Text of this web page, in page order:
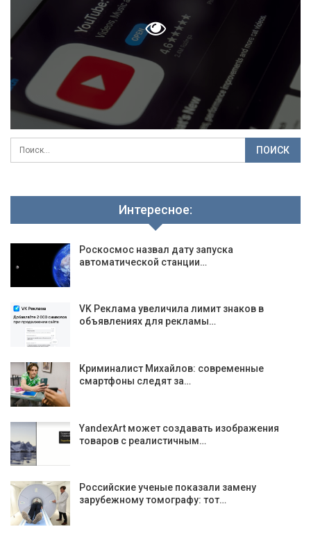
Интересное:
Роскосмос назвал дату запуска
автоматической станции…
VK Реклама увеличила лимит знаков в
объявлениях для рекламы…
Криминалист Михайлов: современные
смартфоны следят за…
YandexArt может создавать изображения
товаров с реалистичным…
Российские ученые показали замену
зарубежному томографу: тот…